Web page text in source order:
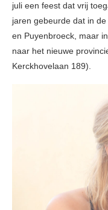
juli een feest dat vrij
jaren gebeurde dat in
en Puyenbroeck, maar
naar het nieuwe
Kerckhovelaan 189).